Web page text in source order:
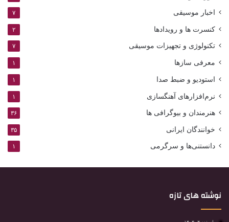
اخبار موسیقی ۷
کنسرت ها و رویدادها ۲
تکنولوژی و تجهیزات موسیقی ۷
معرفی سازها ۱
استودیو و ضبط صدا ۱
نرم‌افزارهای آهنگسازی ۱
هنرمندان و بیوگرافی ها ۳۶
خوانندگان ایرانی ۳۵
دانستنی‌ها و سرگرمی ۱
نوشته های تازه